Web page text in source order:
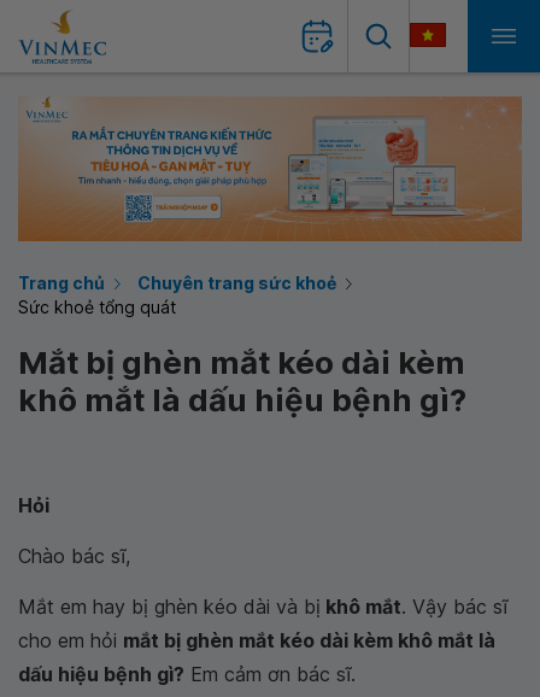
Trang chủ
Chuyên trang sức khoẻ
Sức khoẻ tổng quát
Mắt bị ghèn mắt kéo dài kèm
khô mắt là dấu hiệu bệnh gì?
Hỏi
Chào bác sĩ,
Mắt em hay bị ghèn kéo dài và bị khô mắt. Vậy bác sĩ
cho em hỏi mắt bị ghèn mắt kéo dài kèm khô mắt là
dấu hiệu bệnh gì? Em cảm ơn bác sĩ.